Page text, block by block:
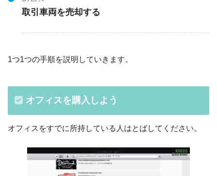
取引車両を売却する
1つ1つの手順を説明していきます。
オフィスを購入しよう
オフィスをすでに所持している人はとばしてください。